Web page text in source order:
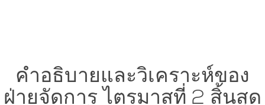
คำอธิบายและวิเคราะห์ของ
ฝ่ายจัดการ ไตรมาสที่ 2 สิ้นสุด